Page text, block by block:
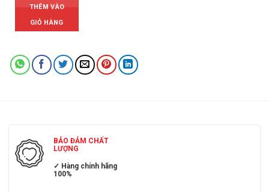
THÊM VÀO
GIỎ HÀNG
BẢO ĐẢM CHẤT
LƯỢNG
✓ Hàng chính hãng
100%